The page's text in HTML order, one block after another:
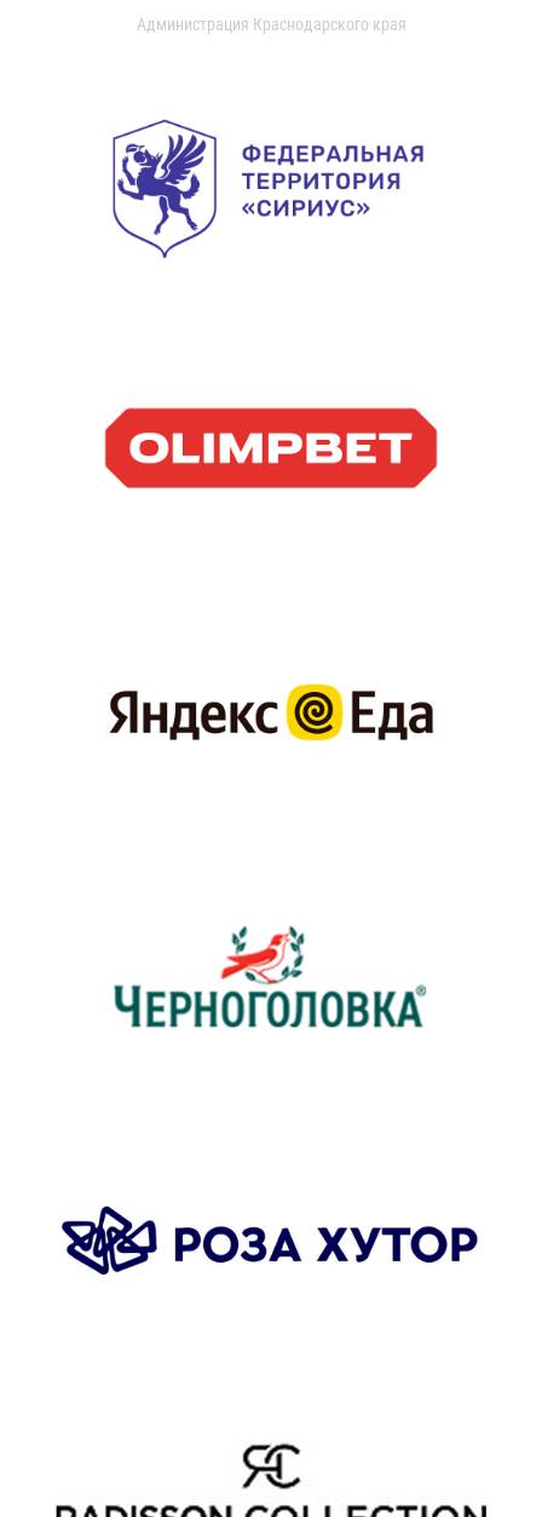
Администрация Краснодарского края